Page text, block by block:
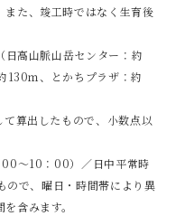
また、竣工時ではなく生育後
高山脈山岳センター：約
130ｍ、とかちプラザ：約
算出したもので、小数点以
～10：00）／日中平常時
ので、曜日・時間帯により異
含みます。